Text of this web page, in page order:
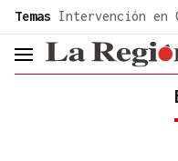
common.go-to-content
Temas Intervención en
header.menu.open